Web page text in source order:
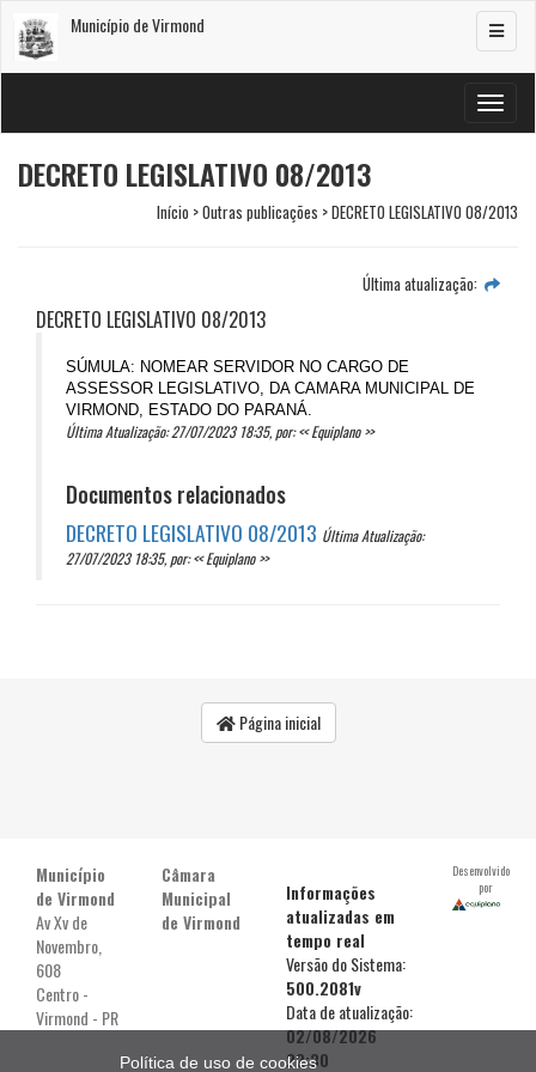
Alterar
Município de Virmond
Alterar
DECRETO LEGISLATIVO 08/2013
Início > Outras publicações > DECRETO LEGISLATIVO 08/2013
Última atualização:
DECRETO LEGISLATIVO 08/2013
SÚMULA: NOMEAR SERVIDOR NO CARGO DE
ASSESSOR LEGISLATIVO, DA CAMARA MUNICIPAL DE
VIRMOND, ESTADO DO PARANÁ.
Última Atualização: 27/07/2023 18:35, por: << Equiplano >>
Documentos relacionados
DECRETO LEGISLATIVO 08/2013 Última Atualização:
27/07/2023 18:35, por: << Equiplano >>
Página inicial
Política de uso de cookies
Município
de Virmond
Av Xv de
Novembro,
608
Centro -
Virmond - PR
Câmara
Municipal
de Virmond
Informações
atualizadas em
tempo real
Versão do Sistema:
500.2081v
Data de atualização:
02/08/2026
22:30
Desenvolvido
por